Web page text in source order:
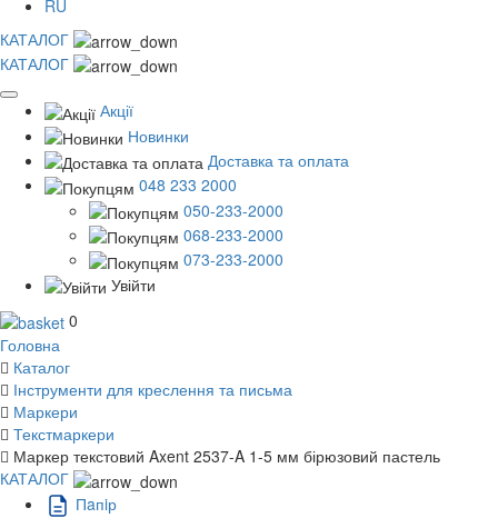
RU
КАТАЛОГ
КАТАЛОГ
Акції
Новинки
Доставка та оплата
048 233 2000
050-233-2000
068-233-2000
073-233-2000
Увійти
0
Головна
Каталог
Інструменти для креслення та письма
Маркери
Текстмаркери
Маркер текстовий Axent 2537-A 1-5 мм бірюзовий пастель
КАТАЛОГ
Пaпiр